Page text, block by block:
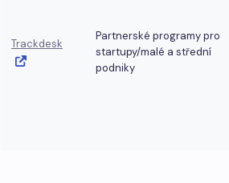
Trackdesk
Partnerské programy pro
startupy/malé a střední
podniky